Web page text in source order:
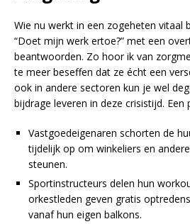
Wie nu werkt in een zogeheten vitaal
“Doet mijn werk ertoe?” met een
beantwoorden. Zo hoor ik van
te meer beseffen dat ze écht een
ook in andere sectoren kun je wel
bijdrage leveren in deze crisistijd. Een
Vastgoedeigenaren schorten de
tijdelijk op om winkeliers en
steunen.
Sportinstructeurs delen hun
orkestleden geven gratis
vanaf hun eigen balkons.